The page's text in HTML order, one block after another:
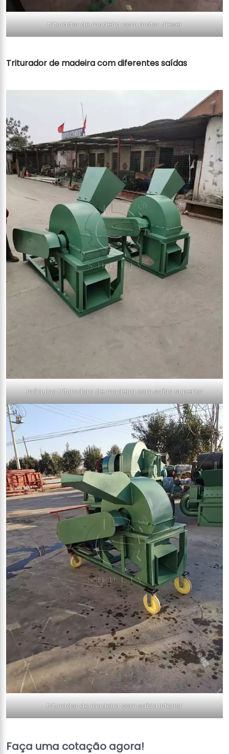
triturador de madeira com motor diesel
Triturador de madeira com diferentes saídas
máquina trituradora de madeira com saída superior
triturador de madeira com saída inferior
Faça uma cotação agora!